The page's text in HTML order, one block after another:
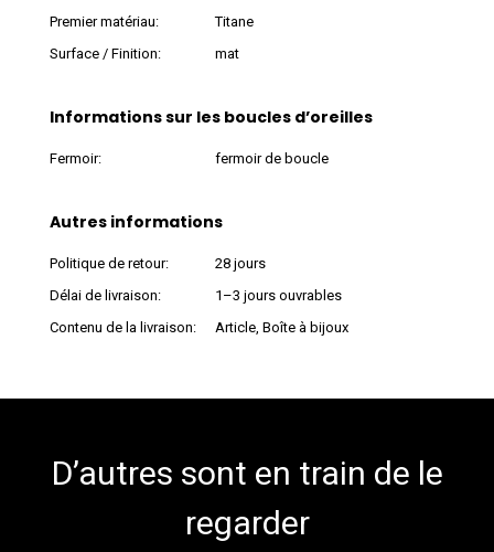
Premier matériau:
Titane
Surface / Finition:
mat
Informations sur les boucles d’oreilles
Fermoir: fermoir de boucle
Autres informations
Politique de retour:
28 jours
Délai de livraison:
1–3 jours ouvrables
Contenu de la livraison:
Article, Boîte à bijoux
D’autres sont en train de le
regarder